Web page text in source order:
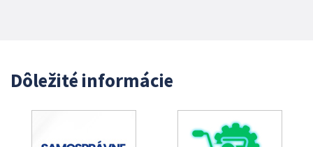
Dôležité informácie